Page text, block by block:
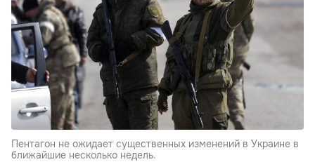
Пентагон не ожидает существенных изменений в Украине в
ближайшие несколько недель.